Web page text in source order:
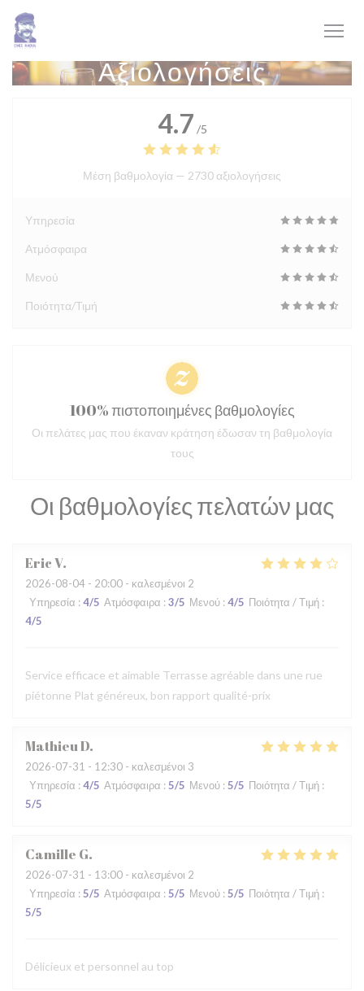
Πίνακας διαχείρισης "Μπισκότων" (Cookies)
Αξιολογήσεις
Οι βαθμολογίες πελατών μας
EricV
2026-08-04 - 20:00 - καλεσμένοι 2
Υπηρεσία : 4/5 Ατμόσφαιρα : 3/5 Μενού : 4/5 Ποιότητα / Τιμή :
4/5
Service efficace et aimable Terrasse agréable dans une rue
piétonne Plat généreux, bon rapport qualité-prix
MathieuD
2026-07-31 - 12:30 - καλεσμένοι 3
Υπηρεσία : 4/5 Ατμόσφαιρα : 5/5 Μενού : 5/5 Ποιότητα / Τιμή :
5/5
Camille G
2026-07-31 - 13:00 - καλεσμένοι 2
Υπηρεσία : 5/5 Ατμόσφαιρα : 5/5 Μενού : 5/5 Ποιότητα / Τιμή :
5/5
Délicieux et personnel au top
4.7 /5
Μέση βαθμολογία — 2730 αξιολογήσεις
Υπηρεσία
Ατμόσφαιρα
Μενού
Ποιότητα/Τιμή
100% πιστοποιημένες βαθμολογίες
Οι πελάτες μας που έκαναν κράτηση έδωσαν τη βαθμολογία
τους